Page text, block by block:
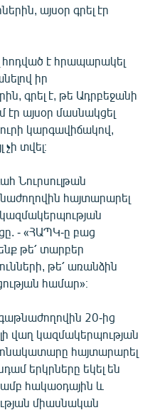
այսօր գրել էր
հոդված է հրապարակել
իր
գրել է, թե Ադրբեջանի
էր այսօր մասնակցել
կարգավիճակով,
տվել։
Նուրսուլթան
հայտարարել
կազմակերպության
- «ՀԱՊԿ-ը բաց
թե՛ տարբեր
թե՛ առանձին
համար»։
20-ից
վաղ կազմակերպության
հայտարարել
երկրները եկել են
հակաօդային և
միասնական